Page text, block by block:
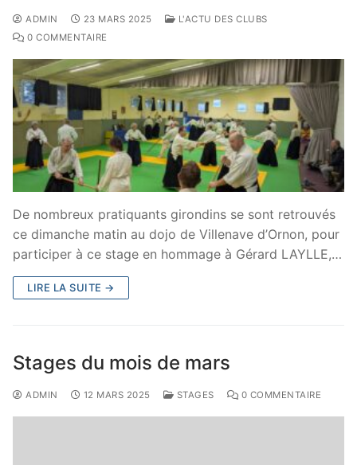
ADMIN 23 MARS 2025
L'ACTU DES CLUBS
0 COMMENTAIRE
De nombreux pratiquants girondins se sont retrouvés
ce dimanche matin au dojo de Villenave d’Ornon, pour
participer à ce stage en hommage à Gérard LAYLLE,…
LIRE LA SUITE →
Stages du mois de mars
ADMIN 12 MARS 2025 STAGES 0 COMMENTAIRE